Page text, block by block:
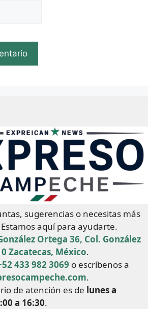
sugerencias o necesitas más
aquí para ayudarte.
Ortega 36, Col. González
Zacatecas, México.
433 982 3069 o escríbenos a
.
de atención es de lunes a
a 16:30.